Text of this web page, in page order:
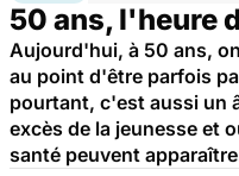
50 ans, l'heure
Aujourd'hui, à 50 ans,
au point d'être parfois
pourtant, c'est aussi un
excès de la jeunesse et
santé peuvent